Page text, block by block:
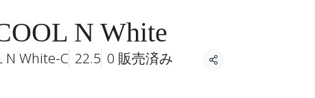
N White
N White-C 22.5 0 販売済み
共有